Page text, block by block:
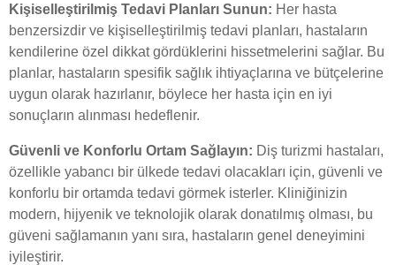
Kişiselleştirilmiş Tedavi Planları Sunun: Her hasta
benzersizdir ve kişiselleştirilmiş tedavi planları, hastaların
kendilerine özel dikkat gördüklerini hissetmelerini sağlar. Bu
planlar, hastaların spesifik sağlık ihtiyaçlarına ve bütçelerine
uygun olarak hazırlanır, böylece her hasta için en iyi
sonuçların alınması hedeflenir.
Güvenli ve Konforlu Ortam Sağlayın: Diş turizmi hastaları,
özellikle yabancı bir ülkede tedavi olacakları için, güvenli ve
konforlu bir ortamda tedavi görmek isterler. Kliniğinizin
modern, hijyenik ve teknolojik olarak donatılmış olması, bu
güveni sağlamanın yanı sıra, hastaların genel deneyimini
iyileştirir.